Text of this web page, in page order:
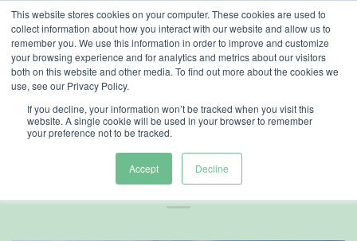
This website stores cookies on your computer. These cookies are used to
collect information about how you interact with our website and allow us to
remember you. We use this information in order to improve and customize
your browsing experience and for analytics and metrics about our visitors
both on this website and other media. To find out more about the cookies we
use, see our Privacy Policy.
If you decline, your information won’t be tracked when you visit this
website. A single cookie will be used in your browser to remember
your preference not to be tracked.
Accept Decline
Ga
naar
inhoud
Bepaal uw
perfecte dag